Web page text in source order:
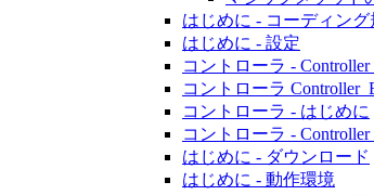
はじめに - コーディング
はじめに - 設定
コントローラ -
コントローラ
コントローラ - はじめに
コントローラ -
はじめに - ダウンロード
はじめに - 動作環境